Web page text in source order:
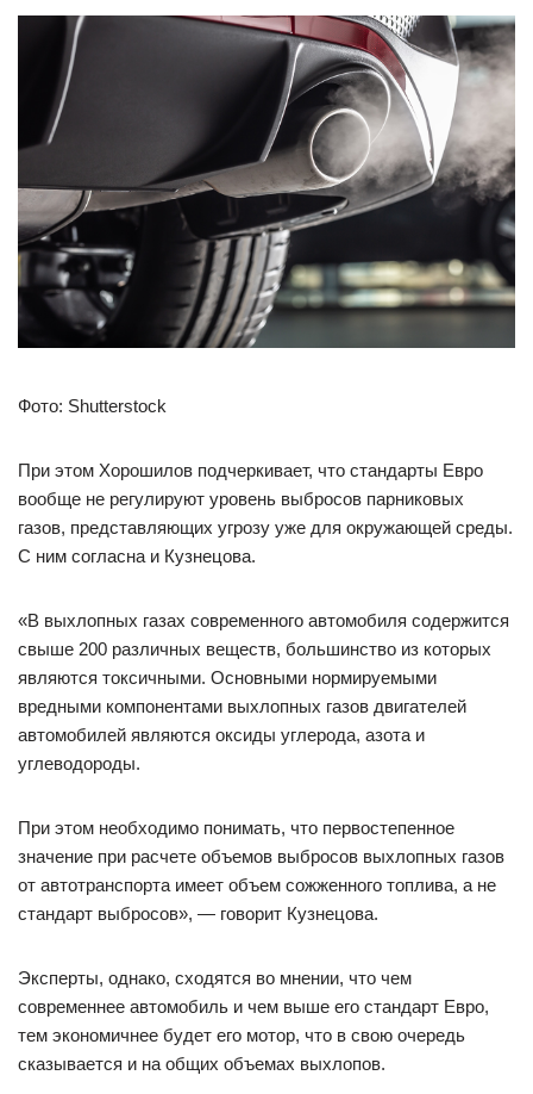
Фото: Shutterstock
При этом Хорошилов подчеркивает, что стандарты Евро
вообще не регулируют уровень выбросов парниковых
газов, представляющих угрозу уже для окружающей среды.
С ним согласна и Кузнецова.
«В выхлопных газах современного автомобиля содержится
свыше 200 различных веществ, большинство из которых
являются токсичными. Основными нормируемыми
вредными компонентами выхлопных газов двигателей
автомобилей являются оксиды углерода, азота и
углеводороды.
При этом необходимо понимать, что первостепенное
значение при расчете объемов выбросов выхлопных газов
от автотранспорта имеет объем сожженного топлива, а не
стандарт выбросов», — говорит Кузнецова.
Эксперты, однако, сходятся во мнении, что чем
современнее автомобиль и чем выше его стандарт Евро,
тем экономичнее будет его мотор, что в свою очередь
сказывается и на общих объемах выхлопов.